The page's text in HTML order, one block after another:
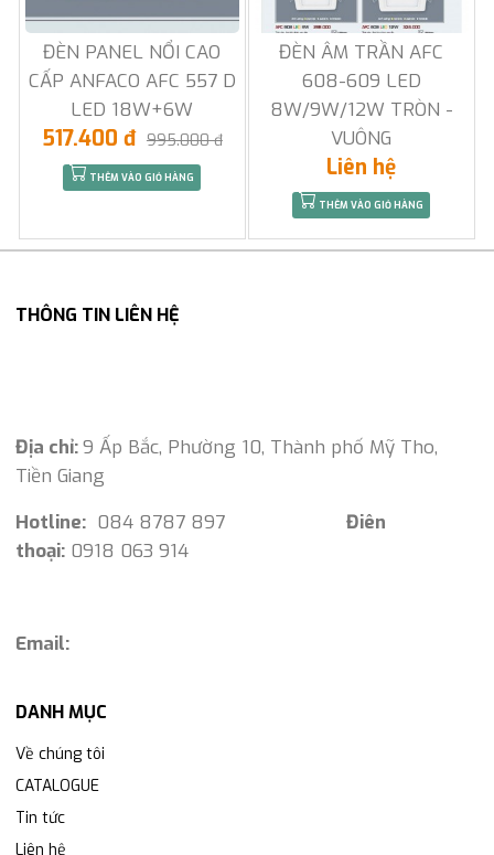
ĐÈN PANEL NỔI CAO
CẤP ANFACO AFC 557 D
LED 18W+6W
517.400 đ 995.000 đ
THÊM VÀO GIỎ HÀNG
ĐÈN ÂM TRẦN AFC
608-609 LED
8W/9W/12W TRÒN -
VUÔNG
Liên hệ
THÊM VÀO GIỎ HÀNG
THÔNG TIN LIÊN HỆ
Địa chỉ:9 Ấp Bắc, Phường 10, Thành phố Mỹ Tho,
Tiền Giang
Hotline: 084 8787 897 Điên
thoại: 0918 063 914
Email:
DANH MỤC
Về chúng tôi
CATALOGUE
Tin tức
Liên hệ